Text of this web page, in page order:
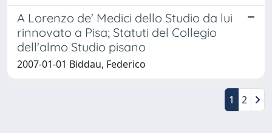
A Lorenzo de' Medici dello Studio da lui
rinnovato a Pisa; Statuti del Collegio
dell'almo Studio pisano
2007-01-01 Biddau, Federico
1 2